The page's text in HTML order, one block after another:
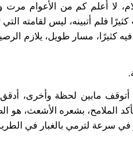
لا أعلم كم من الأعوام مرت
كثيرًا فلم أتبينه، ليس لقامته
كثيرًا، مسار طويل، يلازم
أتوقف مابين لحظة وأخرى،
الملامح، بشعره الأشعث،
في سرعة لترمي بالغبار في